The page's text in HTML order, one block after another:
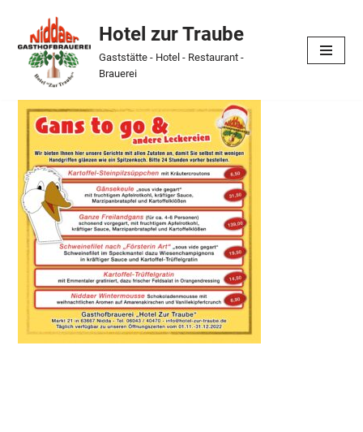
Skip
content
Hotel zur Traube
Gaststätte - Hotel - Restaurant -
Brauerei